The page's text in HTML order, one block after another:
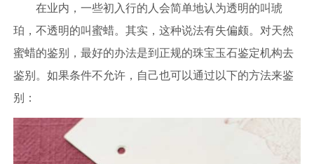
在业内，一些初入行的人会简单地认为透明的叫琥
珀，不透明的叫蜜蜡。其实，这种说法有失偏颇。对天然
蜜蜡的鉴别，最好的办法是到正规的珠宝玉石鉴定机构去
鉴别。如果条件不允许，自己也可以通过以下的方法来鉴
别：